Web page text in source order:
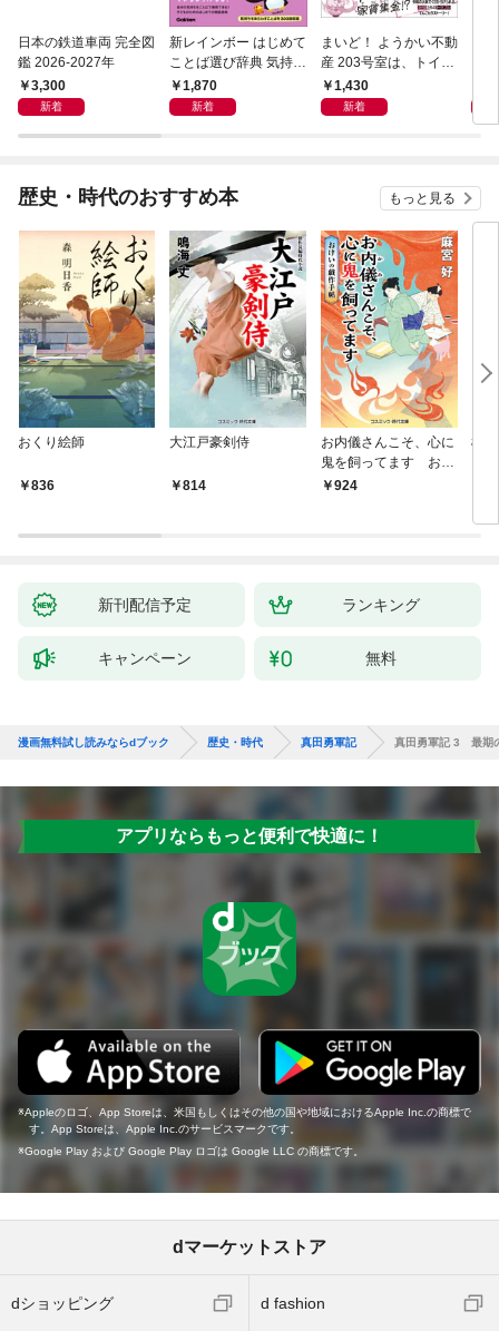
日本の鉄道車両 完全図
鑑 2026-2027年
3,300
新着
新レインボー はじめて
ことば選び辞典 気持ち
のことば
1,870
新着
まいど！ ようかい不動
産 203号室は、トイレ
の花子さんの部屋？
1,430
新着
歴史・時代のおすすめ本 もっと見る
おくり絵師
836
大江戸豪剣侍
814
お内儀さんこそ、心に
鬼を飼ってます おけ
いの戯作手帖
924
極
新刊配信予定 ランキング
キャンペーン 無料
漫画無料試し読みならdブック 歴史・時代 真田勇軍記 真田勇軍記 3 最期
アプリならもっと便利で快適に！
Appleのロゴ、App Storeは、米国もしくはその他の国や地域におけるApple Inc.の商標で
す。App Storeは、Apple Inc.のサービスマークです。
Google Play および Google Play ロゴは Google LLC の商標です。
dマーケットストア
dショッピング d fashion